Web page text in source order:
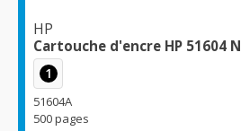
HP
Cartouche d'encre HP 51604
1
51604A
500 pages